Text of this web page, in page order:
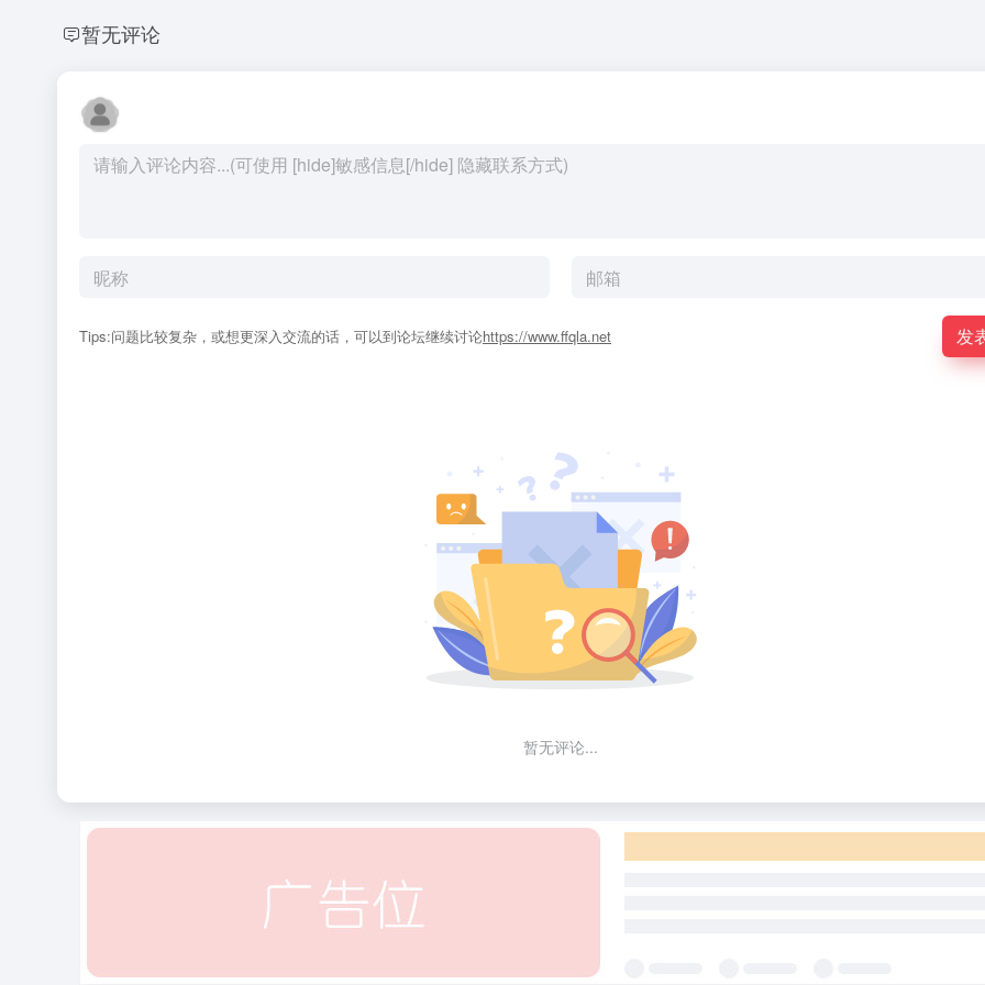
暂无评论
Tips:问题比较复杂，或想更深入交流的话，可以到论坛继续讨论https://www.ffqla.net 发
暂无评论...